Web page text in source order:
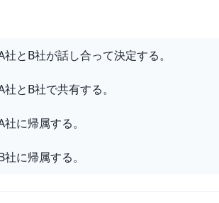
社とB社が話し合って決定する。
社とB社で共有する。
社に帰属する。
社に帰属する。